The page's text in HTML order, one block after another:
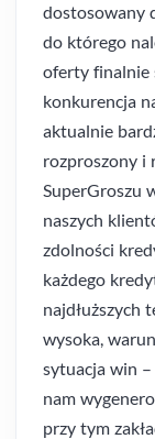
dostosowany
do którego
oferty finalnie
konkurencja
aktualnie
rozproszony i
SuperGroszu
naszych
zdolności
każdego
najdłuższych
wysoka,
sytuacja win
nam
przy tym